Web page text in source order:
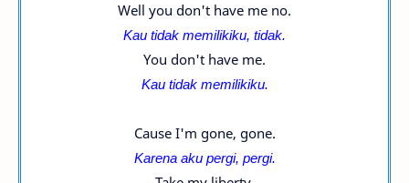
Well you don't have me no.
Kau tidak memilikiku, tidak.
You don't have me.
Kau tidak memilikiku.
Cause I'm gone, gone.
Karena aku pergi, pergi.